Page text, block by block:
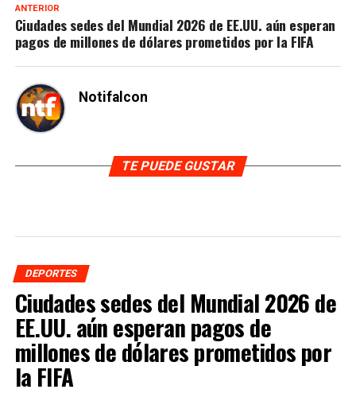
ANTERIOR
Ciudades sedes del Mundial 2026 de EE.UU. aún esperan
pagos de millones de dólares prometidos por la FIFA
Notifalcon
TE PUEDE GUSTAR
DEPORTES
Ciudades sedes del Mundial 2026 de
EE.UU. aún esperan pagos de
millones de dólares prometidos por
la FIFA